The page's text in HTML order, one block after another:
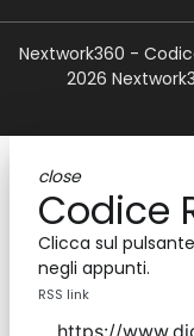
Nextwork360 -
2026
close
Codice
Clicca sul
negli appunti.
RSS link